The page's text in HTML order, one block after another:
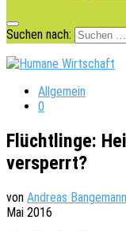
Suchen nach:
Allgemein
0
Flüchtlinge:
versperrt?
von Andreas Bangemann
Mai 2016